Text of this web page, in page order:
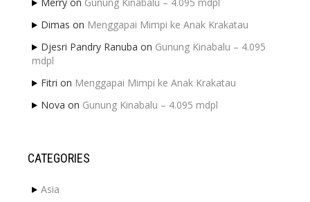
Dimas on Menggapai Mimpi ke Anak Krakatau
Djesri Pandry Ranuba on Gunung Kinabalu – 4.095
mdpl
Fitri on Menggapai Mimpi ke Anak Krakatau
Nova on Gunung Kinabalu – 4.095 mdpl
CATEGORIES
Asia